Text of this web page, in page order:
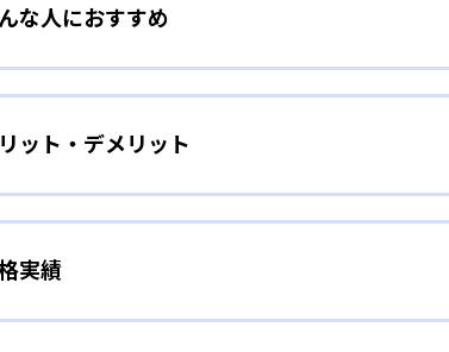
える点が一番の特徴だ。1コマ1100円から学ぶこ
ができる。
が成績保証も強みの1つ。入塾後、2学期以内の学
謝が無料になる。入塾する前のテストの点数が
な人におすすめ
すめ
強の大切さを知りたい人に向いている。小学生
ット・デメリット
。1コマ1100円から受講できるのは低価格であ
実績